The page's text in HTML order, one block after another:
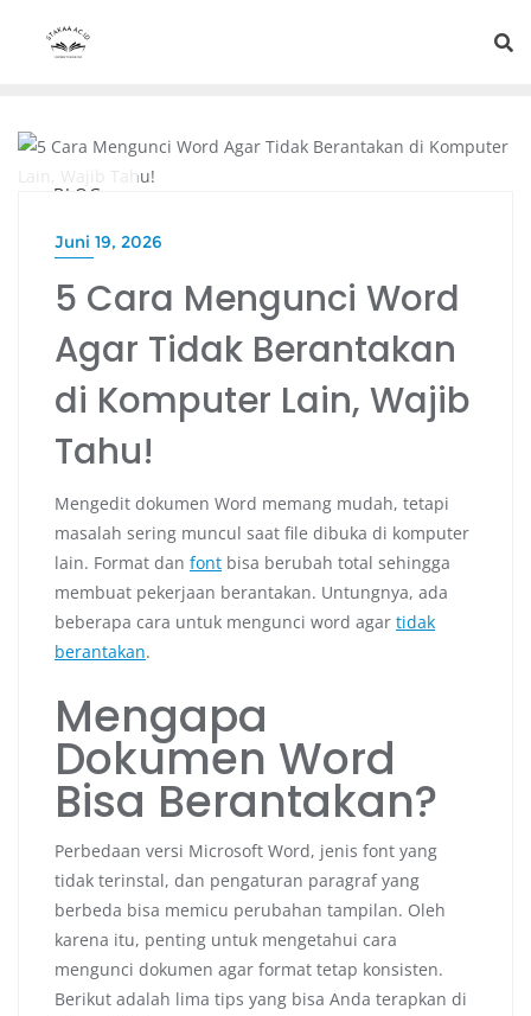
BLOG
Juni 19, 2026
5 Cara Mengunci Word
Agar Tidak Berantakan
di Komputer Lain, Wajib
Tahu!
Mengedit dokumen Word memang mudah, tetapi
masalah sering muncul saat file dibuka di komputer
lain. Format dan font bisa berubah total sehingga
membuat pekerjaan berantakan. Untungnya, ada
beberapa cara untuk mengunci word agar tidak
berantakan.
Mengapa
Dokumen Word
Bisa Berantakan?
Perbedaan versi Microsoft Word, jenis font yang
tidak terinstal, dan pengaturan paragraf yang
berbeda bisa memicu perubahan tampilan. Oleh
karena itu, penting untuk mengetahui cara
mengunci dokumen agar format tetap konsisten.
Berikut adalah lima tips yang bisa Anda terapkan di